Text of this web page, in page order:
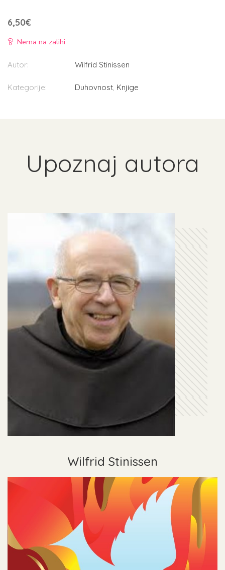
6,50€
Nema na zalihi
Autor: Wilfrid Stinissen
Kategorije: Duhovnost Knjige
Upoznaj autora
Wilfrid Stinissen